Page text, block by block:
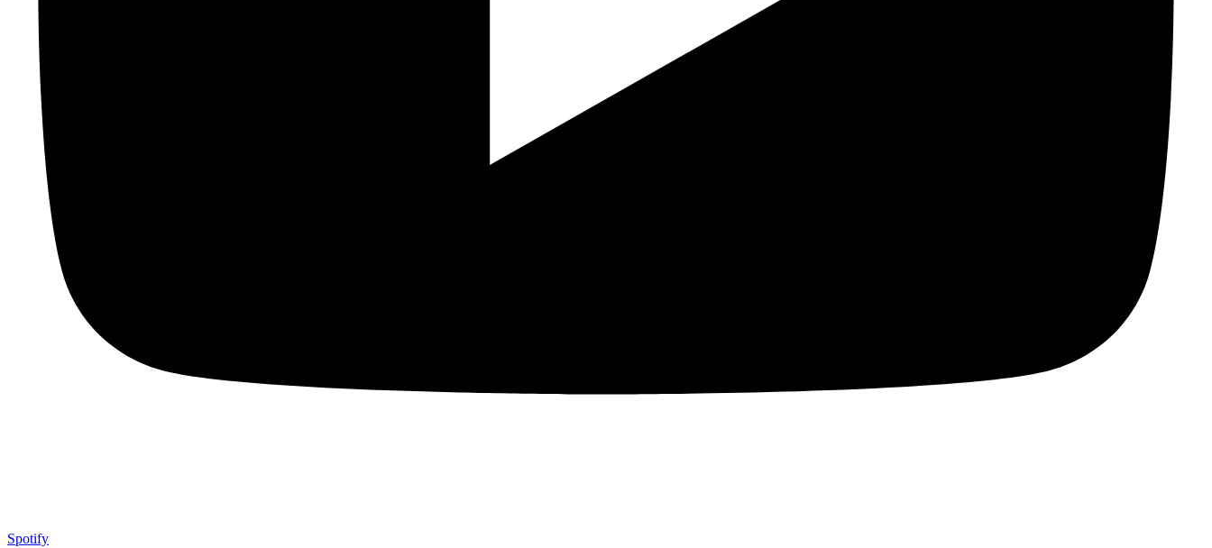
Spotify